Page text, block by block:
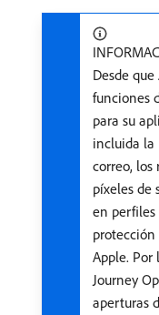
Desde
funciones
para su
incluida la
correo,
píxeles de
en
protección
Apple. Por
Journey
aperturas